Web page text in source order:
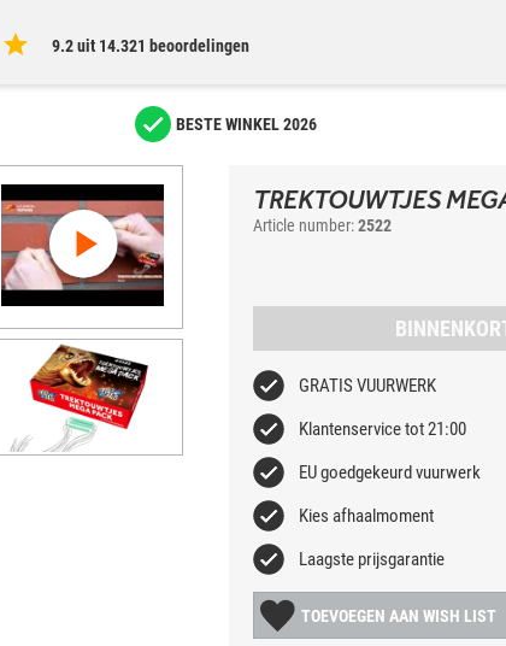
9.2 uit 14.321 beoordelingen
BESTE WINKEL 2026
TREKTOUWTJES
Article number:2522
GRATIS VUURWERK
Klantenservice tot 21:00
EU goedgekeurd vuurwerk
Kies afhaalmoment
Laagste prijsgarantie
TOEVOEGEN AAN WISH LIST